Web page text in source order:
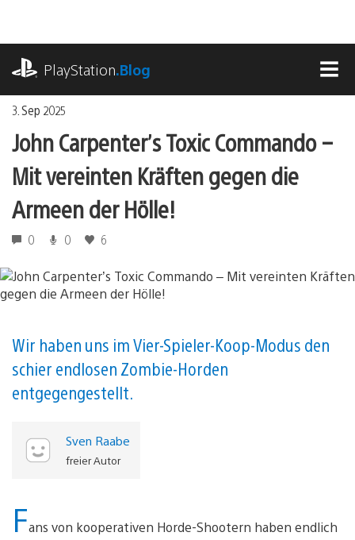
springen
PlayStation.Blog
3. Sep 2025
John Carpenter’s Toxic Commando –
Mit vereinten Kräften gegen die
Armeen der Hölle!
0 0 6
Wir haben uns im Vier-Spieler-Koop-Modus den
schier endlosen Zombie-Horden
entgegengestellt.
Sven Raabe
freier Autor
Fans von kooperativen Horde-Shootern haben endlich